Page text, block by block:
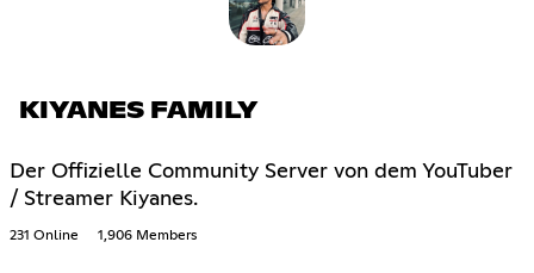
KIYANES FAMILY
Der Offizielle Community Server von dem YouTuber
/ Streamer Kiyanes.
231 Online 1,906 Members